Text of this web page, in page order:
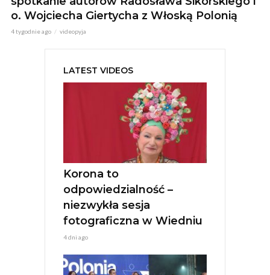
o. Wojciecha Giertycha z Włoską Polonią
4 tygodnie ago videopyja
LATEST VIDEOS
Korona to
odpowiedzialność –
niezwykła sesja
fotograficzna w Wiedniu
4 dni ago